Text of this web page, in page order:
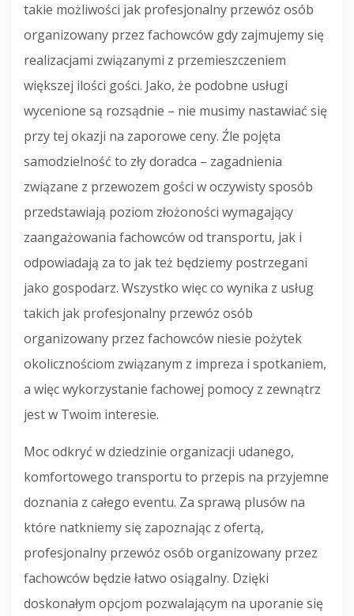
takie możliwości jak profesjonalny przewóz osób
organizowany przez fachowców gdy zajmujemy się
realizacjami związanymi z przemieszczeniem
większej ilości gości. Jako, że podobne usługi
wycenione są rozsądnie – nie musimy nastawiać się
przy tej okazji na zaporowe ceny. Źle pojęta
samodzielność to zły doradca – zagadnienia
związane z przewozem gości w oczywisty sposób
przedstawiają poziom złożoności wymagający
zaangażowania fachowców od transportu, jak i
odpowiadają za to jak też będziemy postrzegani
jako gospodarz. Wszystko więc co wynika z usług
takich jak profesjonalny przewóz osób
organizowany przez fachowców niesie pożytek
okolicznościom związanym z impreza i spotkaniem,
a więc wykorzystanie fachowej pomocy z zewnątrz
jest w Twoim interesie.
Moc odkryć w dziedzinie organizacji udanego,
komfortowego transportu to przepis na przyjemne
doznania z całego eventu. Za sprawą plusów na
które natkniemy się zapoznając z ofertą,
profesjonalny przewóz osób organizowany przez
fachowców będzie łatwo osiągalny. Dzięki
doskonałym opcjom pozwalającym na uporanie się